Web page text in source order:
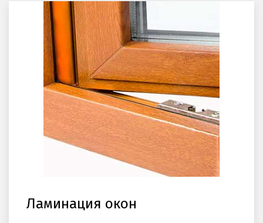
Ламинация окон